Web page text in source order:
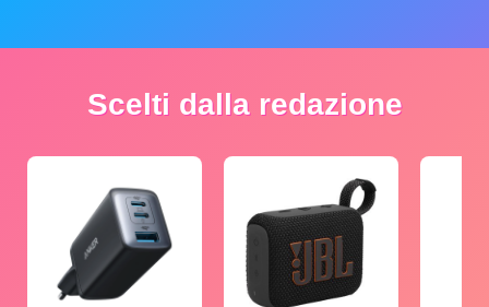
Scelti dalla redazione